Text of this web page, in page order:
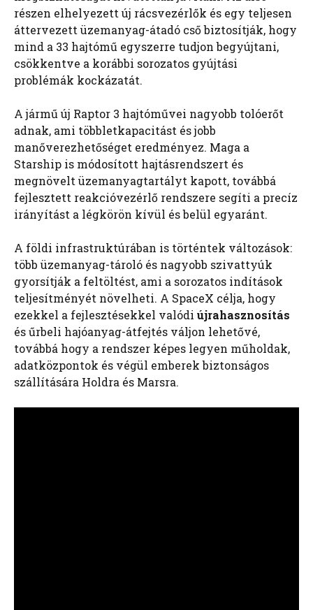
részen elhelyezett új rácsvezérlők és egy teljesen
áttervezett üzemanyag-átadó cső biztosítják, hogy
mind a 33 hajtómű egyszerre tudjon begyújtani,
csökkentve a korábbi sorozatos gyújtási
problémák kockázatát.
A jármű új Raptor 3 hajtóművei nagyobb tolóerőt
adnak, ami többletkapacitást és jobb
manőverezhetőséget eredményez. Maga a
Starship is módosított hajtásrendszert és
megnövelt üzemanyagtartályt kapott, továbbá
fejlesztett reakcióvezérlő rendszere segíti a precíz
irányítást a légkörön kívül és belül egyaránt.
A földi infrastruktúrában is történtek változások:
több üzemanyag-tároló és nagyobb szivattyúk
gyorsítják a feltöltést, ami a sorozatos indítások
teljesítményét növelheti. A SpaceX célja, hogy
ezekkel a fejlesztésekkel valódi újrahasznosítás
és űrbeli hajóanyag-átfejtés váljon lehetővé,
továbbá hogy a rendszer képes legyen műholdak,
adatközpontok és végül emberek biztonságos
szállítására Holdra és Marsra.